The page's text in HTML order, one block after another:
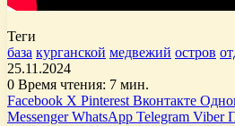
Теги
база курганской медвежий остров
25.11.2024
0 Время чтения: 7 мин.
Facebook X Pinterest Вконтакте
Messenger WhatsApp Telegram Viber